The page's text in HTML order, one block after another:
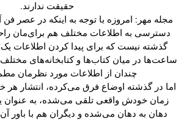
حقیقت ندارند.
مجله مهر: امروزه با توجه به اینکه در عصر
دسترسی به اطلاعات مختلف هم برای‌مان
گذشته نیست که برای پیدا کردن اطلاعات
ساعت‌ها در میان کتاب‌ها و کتابخانه‌های
چندان از اطلاعات مورد نظرمان
اما در گذشته اوضاع فرق می‌کرده، انتشار هر
زمان خودش واقعی تلقی می‌شده، به عنوان
دهان به دهان می‌شده و دیگران هم با باور